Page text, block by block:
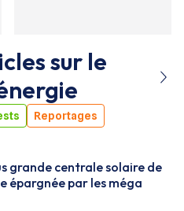
sur le
Reportages
grande centrale solaire de
épargnée par les méga